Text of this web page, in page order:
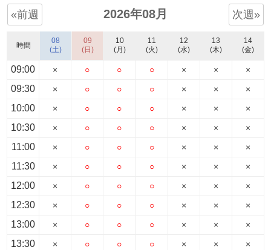
«前週 2026年08月 次週»
時間
09:00
09:30
10:00
10:30
11:00
11:30
12:00
12:30
13:00
13:30
08
(土)
×
×
×
×
×
×
×
×
×
×
09
(日)
○
○
○
○
○
○
○
○
○
○
10
(月)
○
○
○
○
○
○
○
○
○
○
11
(火)
○
○
○
○
○
○
○
○
○
○
12
(水)
×
×
×
×
×
×
×
×
×
×
13
(木)
×
×
×
×
×
×
×
×
×
×
14
(金)
×
×
×
×
×
×
×
×
×
×